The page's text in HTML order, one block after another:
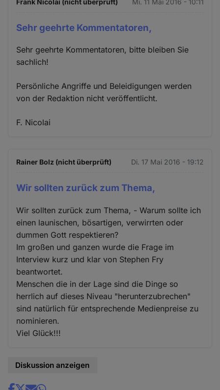
Sehr geehrte Kommentatoren,
Sehr geehrte Kommentatoren, bitte bleiben Sie
sachlich!
Persönliche Angriffe und Beleidigungen werden
von der Redaktion nicht veröffentlicht.
F. Nicolai
Rainer Bolz (nicht überprüft) Di. 17 Mai 2016 - 19:12
Wir sollten zurück zum Thema,
Wir sollten zurück zum Thema, - Warum sollte ich
einen launischen, bösartigen, verwirrten oder
dummen Gott respektieren?
Im großen und ganzen wurde die Frage im
Interview kurz und klar von Stephen Fry
beantwortet.
Menschen die in der Lage sind die Dinge so
herrlich auf dieses Niveau "herunterzubrechen"
sind natürlich für entsprechende Medienpreise zu
nominieren.
Viel Glück!!!
Diskussion anzeigen